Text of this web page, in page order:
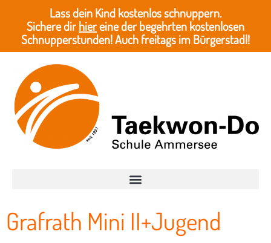
Lass dein Kind kostenlos schnuppern.
Sichere dirhiereine der begehrten kostenlosen
Schnupperstunden! Auch freitags im Bürgerstadl!
Grafrath Mini II+Jugend